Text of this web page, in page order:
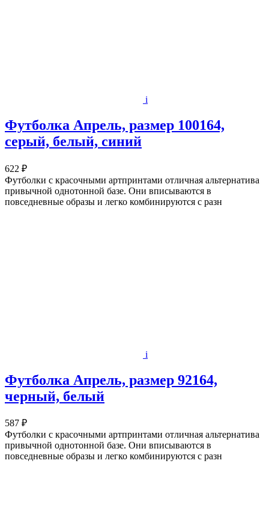
i
Футболка Апрель, размер 100164,
серый, белый, синий
622 ₽
Футболки с красочными артпринтами отличная альтернатива
привычной однотонной базе. Они вписываются в
повседневные образы и легко комбинируются с разн
i
Футболка Апрель, размер 92164,
черный, белый
587 ₽
Футболки с красочными артпринтами отличная альтернатива
привычной однотонной базе. Они вписываются в
повседневные образы и легко комбинируются с разн